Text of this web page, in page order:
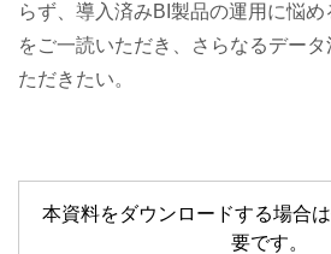
らず、導入済みBI製品の運用に悩
をご一読いただき、さらなるデー
ただきたい。
本資料をダウンロードする場合
要です。